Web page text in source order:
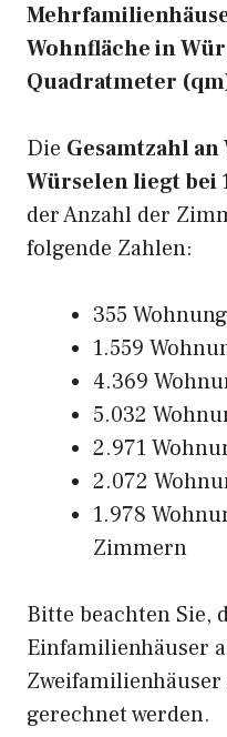
Wohnfläche in
Quadratmeter
Die Gesamtzahl
Würselen liegt bei
der Anzahl der
folgende Zahlen:
355
1.559
4.369
5.032
2.971
2.072
1.978
Zimmern
Bitte beachten Sie,
Einfamilienhäuser
Zweifamilienhäuser
gerechnet werden.